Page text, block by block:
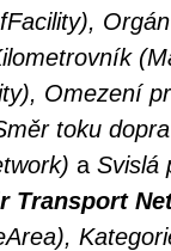
Omezení
toku
a Svislá
Transport